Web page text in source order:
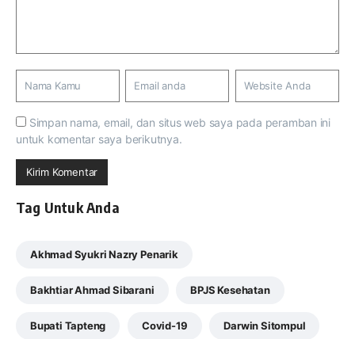
Simpan nama, email, dan situs web saya pada peramban ini
untuk komentar saya berikutnya.
Tag Untuk Anda
Akhmad Syukri Nazry Penarik
Bakhtiar Ahmad Sibarani BPJS Kesehatan
Bupati Tapteng Covid-19 Darwin Sitompul